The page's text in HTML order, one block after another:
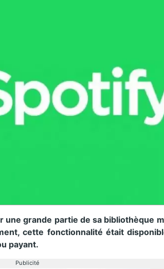
une grande partie de sa bibliothèque
cette fonctionnalité était
payant.
Publicité